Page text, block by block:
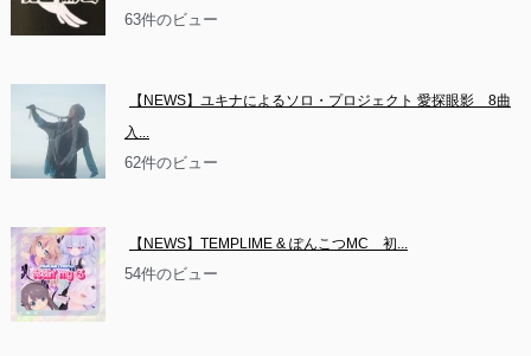
63件のビュー
【NEWS】ユキナによるソロ・プロジェクト 愛探眼影　8曲
入...
62件のビュー
【NEWS】TEMPLIME & ぽんこつMC　初...
54件のビュー